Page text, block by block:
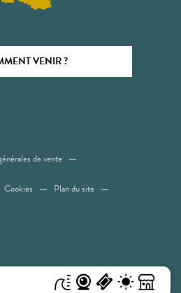
VENIR ?
de vente
Cookies Plan du site